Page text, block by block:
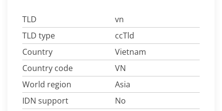
TLD
vn
TLD type
ccTld
Country
Vietnam
Country code
VN
World region
Asia
IDN support
No